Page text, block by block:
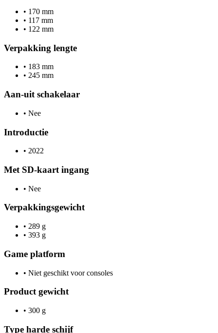
• 170 mm
• 117 mm
• 122 mm
Verpakking lengte
• 183 mm
• 245 mm
Aan-uit schakelaar
• Nee
Introductie
• 2022
Met SD-kaart ingang
• Nee
Verpakkingsgewicht
• 289 g
• 393 g
Game platform
• Niet geschikt voor consoles
Product gewicht
• 300 g
Type harde schijf